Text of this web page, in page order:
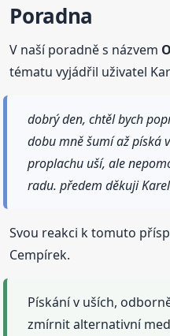
Poradna
V naší poradně s názvem
tématu vyjádřil uživatel
dobrý den, chtěl bych
dobu mně šumí až píská
proplachu uší, ale
radu. předem děkuji Karel
Svou reakci k tomuto
Cempírek.
Pískání v uších,
zmírnit alternativní